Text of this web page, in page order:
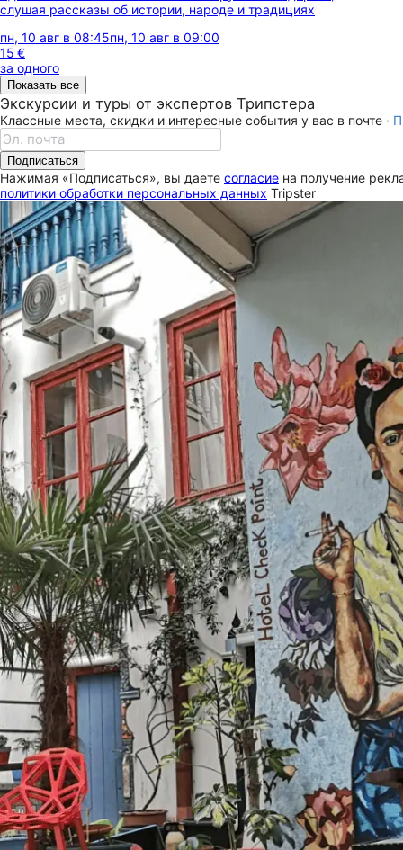
слушая рассказы об истории, народе и традициях
пн, 10 авг в 08:45пн, 10 авг в 09:00
15 €
за одного
Показать все
Экскурсии и туры от экспертов Трипстера
Классные места, скидки и интересные события у вас в почте ·
Подписаться
Нажимая «Подписаться», вы даете согласие на получение
политики обработки персональных данных Tripster